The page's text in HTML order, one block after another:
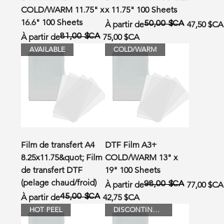
COLD/WARM 11.75" x
16.6" 100 Sheets
À partir de
Prix original81,00 $CA 75,00 $CA
Prix promotionnel
x 11.75" 100 Sheets
À partir de
Prix original50,00 $CA 47,50 $CA
Prix promotionnel
AVAILABLE
Film de transfert A4
8.25x11.75&quot; Film
de transfert DTF
(pelage chaud/froid)
À partir de
Prix original45,00 $CA 42,75 $CA
Prix promotionnel
COLD/WARM
DTF Film A3+
COLD/WARM 13" x
19" 100 Sheets
À partir de
Prix original98,00 $CA 77,00 $CA
Prix promotionnel
HOT PEEL DISCONTINUED